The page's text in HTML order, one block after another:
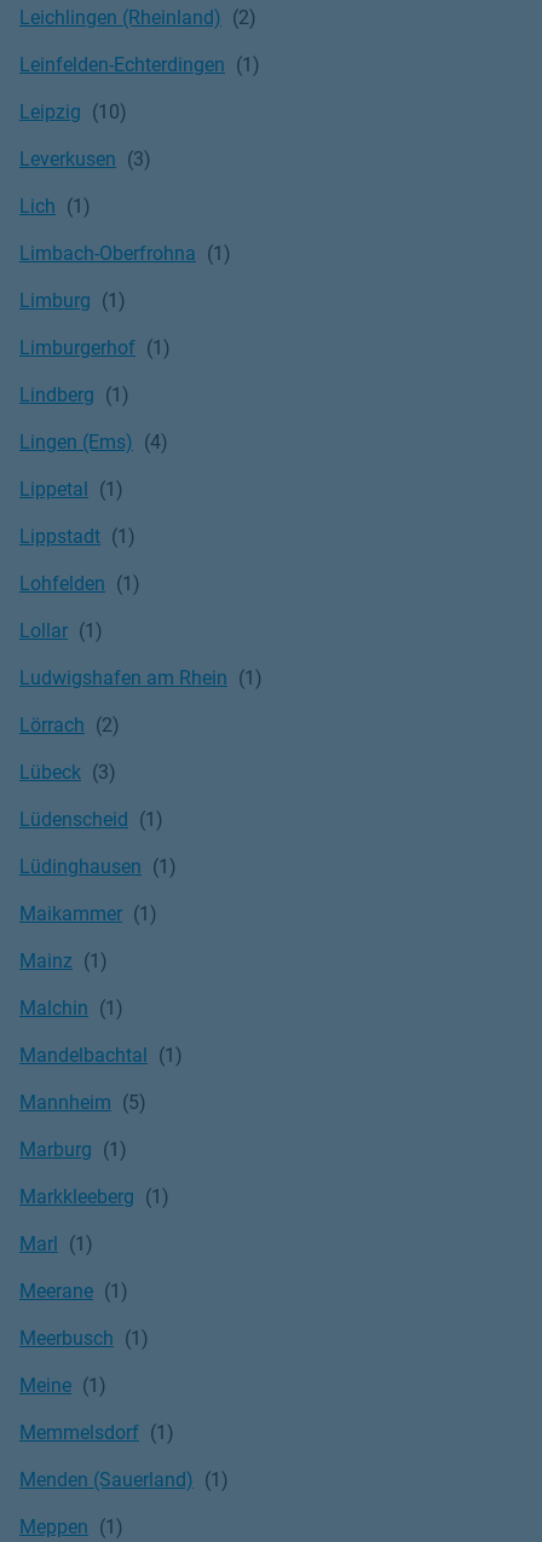
Leichlingen (Rheinland)
Leinfelden-Echterdingen
Leipzig
Leverkusen
Lich
Limbach-Oberfrohna
Limburg
Limburgerhof
Lindberg
Lingen (Ems)
Lippetal
Lippstadt
Lohfelden
Lollar
Ludwigshafen am Rhein
Lörrach
Lübeck
Lüdenscheid
Lüdinghausen
Maikammer
Mainz
Malchin
Mandelbachtal
Mannheim
Marburg
Markkleeberg
Marl
Meerane
Meerbusch
Meine
Memmelsdorf
Menden (Sauerland)
Meppen